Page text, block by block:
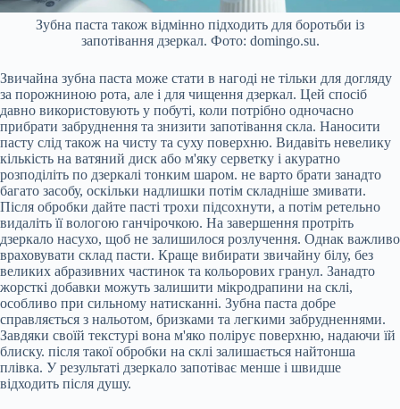
Зубна паста також відмінно підходить для боротьби із
запотівання дзеркал. Фото: domingo.su.
Звичайна зубна паста може стати в нагоді не тільки для догляду
за порожниною рота, але і для чищення дзеркал. Цей спосіб
давно використовують у побуті, коли потрібно одночасно
прибрати забруднення та знизити запотівання скла. Наносити
пасту слід також на чисту та суху поверхню. Видавіть невелику
кількість на ватяний диск або м'яку серветку і акуратно
розподіліть по дзеркалі тонким шаром. не варто брати занадто
багато засобу, оскільки надлишки потім складніше змивати.
Після обробки дайте пасті трохи підсохнути, а потім ретельно
видаліть її вологою ганчірочкою. На завершення протріть
дзеркало насухо, щоб не залишилося розлучення. Однак важливо
враховувати склад пасти. Краще вибирати звичайну білу, без
великих абразивних частинок та кольорових гранул. Занадто
жорсткі добавки можуть залишити мікродрапини на склі,
особливо при сильному натисканні. Зубна паста добре
справляється з нальотом, бризками та легкими забрудненнями.
Завдяки своїй текстурі вона м'яко полірує поверхню, надаючи їй
блиску. після такої обробки на склі залишається найтонша
плівка. У результаті дзеркало запотіває менше і швидше
відходить після душу.